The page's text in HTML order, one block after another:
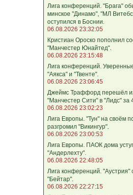
Лига кoнференций. "Брага"
минское "Динамо", "МЛ
оступился в Боснии.
06.08.2026 23:32:05
Кристиан Ороско пополнил
"Манчестер Юнайтед".
06.08.2026 23:15:48
Лига кoнференций.
"Аякса" и "Твенте".
06.08.2026 23:06:45
Джеймс Траффорд перешёл
"Манчестер Сити" в "Лидс" за
06.08.2026 23:02:23
Лига Европы. "Тун" на своём
разгромил "Викингур".
06.08.2026 23:00:53
Лига Европы. ПАОК дома
"Андерлехту".
06.08.2026 22:48:05
Лига конференций. "Аустрия"
"Бейтар".
06.08.2026 22:27:15